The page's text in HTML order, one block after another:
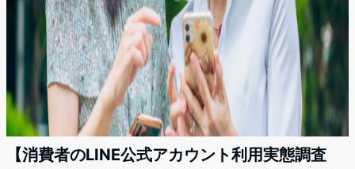
【消費者のLINE公式アカウント利用実態調査